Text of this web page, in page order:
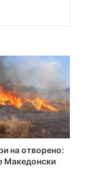
на отворено:
Македонски